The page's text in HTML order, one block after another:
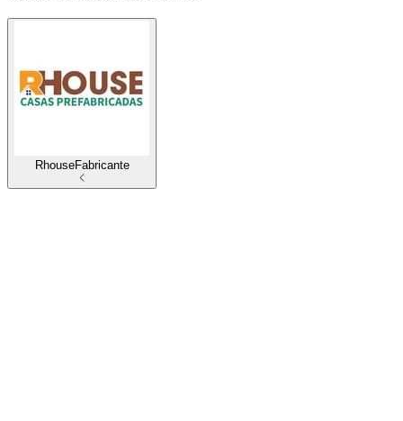
RhouseFabricante